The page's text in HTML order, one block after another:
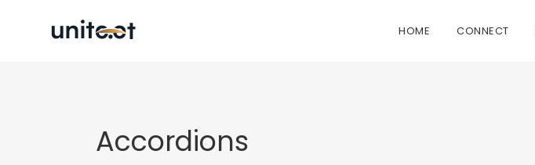
HOME CONNECT
Accordions